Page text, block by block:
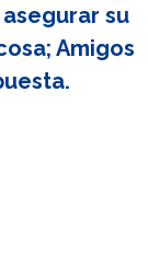
su
Amigos